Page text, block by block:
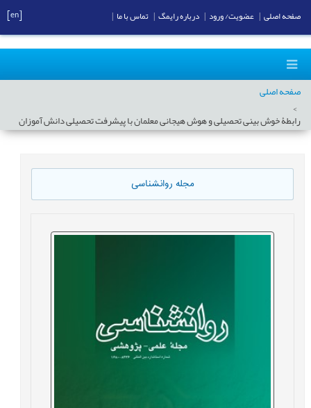
صفحه اصلی
رابطۀ خوش بینی تحصیلی و هوش هیجانی معلمان با پیشرفت تحصیلی دانش آموزان
مجله روانشناسی
صفحه اصلی عضویت/ ورود درباره رایمگ تماس با ما